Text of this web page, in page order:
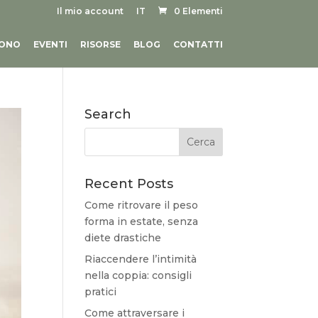
Il mio account IT 0 Elementi
EVENTI RISORSE BLOG CONTATTI
Search
Recent Posts
Come ritrovare il peso
forma in estate, senza
diete drastiche
Riaccendere l’intimità
nella coppia: consigli
pratici
Come attraversare i